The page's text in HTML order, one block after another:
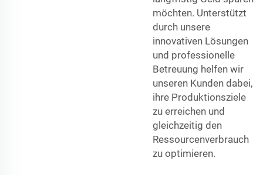
möchten. Unterstützt
durch unsere
innovativen Lösungen
und professionelle
Betreuung helfen wir
unseren Kunden dabei,
ihre Produktionsziele
zu erreichen und
gleichzeitig den
Ressourcenverbrauch
zu optimieren.